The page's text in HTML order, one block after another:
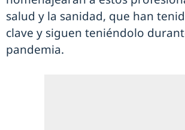
salud y la sanidad, que han
clave y siguen teniéndolo
pandemia.